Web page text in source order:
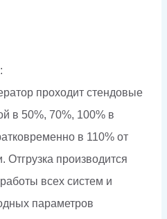
проходит стендовые
в 50%, 70%, 100% в
в 110% от
производится
всех систем и
параметров